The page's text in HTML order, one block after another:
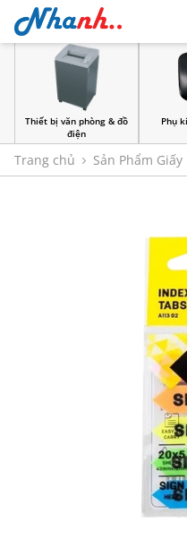
Thiết bị văn phòng & đồ
điện
Phụ
Trang chủ Sản Phẩm Giấy
Here A113